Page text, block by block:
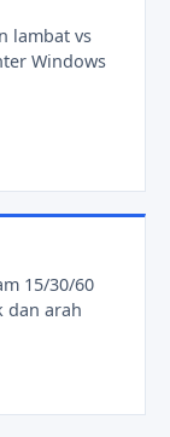
lambat vs
Windows
15/30/60
dan arah